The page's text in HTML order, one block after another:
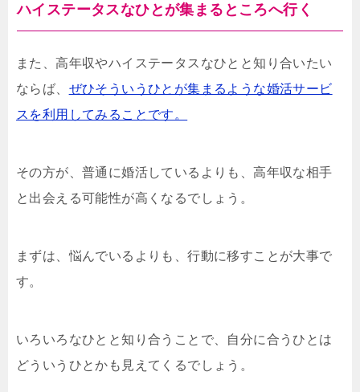
ハイステータスなひとが集まるところへ行く
また、高年収やハイステータスなひとと知り合いたい
ならば、 ぜひそういうひとが集まるような婚活サービ
スを利用してみることです。
その方が、普通に婚活しているよりも、高年収な相手
と出会える可能性が高くなるでしょう。
まずは、悩んでいるよりも、行動に移すことが大事で
す。
いろいろなひとと知り合うことで、自分に合うひとは
どういうひとかも見えてくるでしょう。